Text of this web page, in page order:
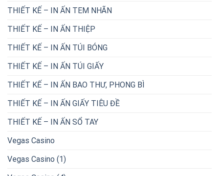
THIẾT KẾ – IN ẤN TEM NHÃN
THIẾT KẾ – IN ẤN THIỆP
THIẾT KẾ – IN ẤN TÚI BÓNG
THIẾT KẾ – IN ẤN TÚI GIẤY
THIẾT KẾ – IN ẤN BAO THƯ, PHONG BÌ
THIẾT KẾ – IN ẤN GIẤY TIÊU ĐỀ
THIẾT KẾ – IN ẤN SỔ TAY
Vegas Casino
Vegas Casino (1)